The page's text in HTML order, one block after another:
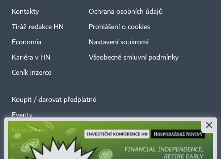
Kontakty
Tiráž redakce HN
Economia
Kariéra v HN
Ceník inzerce
Ochrana osobních údajů
Prohlášení o cookies
Nastavení soukromí
Všeobecné smluvní podmínky
Koupit / darovat předplatné
Eventy
Newslettery
RSS kanály
×